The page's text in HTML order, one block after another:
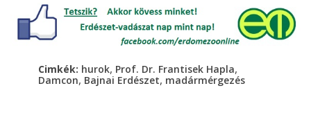
Cimkék: hurok, Prof. Dr. Frantisek Hapla,
Damcon, Bajnai Erdészet, madármérgezés